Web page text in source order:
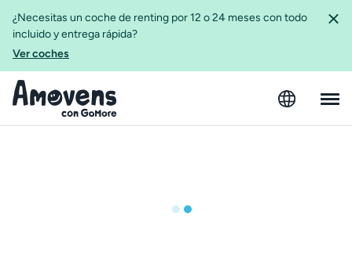
¿Necesitas un coche de renting por 12 o 24 meses con todo
incluido y entrega rápida?
Ver coches